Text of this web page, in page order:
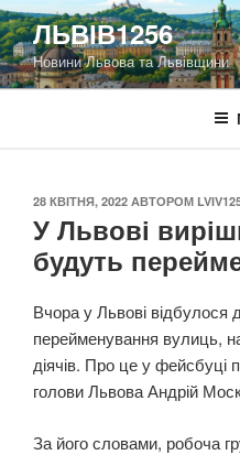
Перейти
до
вмісту
ЛЬВІВ1256
Новини Львова та Львівщини
ОПУБЛІКОВАНО
28 КВІТНЯ, 2022 АВТОРОМ
У Львові
будуть
Вчора у Львові відбулося
перейменування вулиць,
діячів. Про це у фейсбуці
голови Львова Андрій
За його словами, робоча